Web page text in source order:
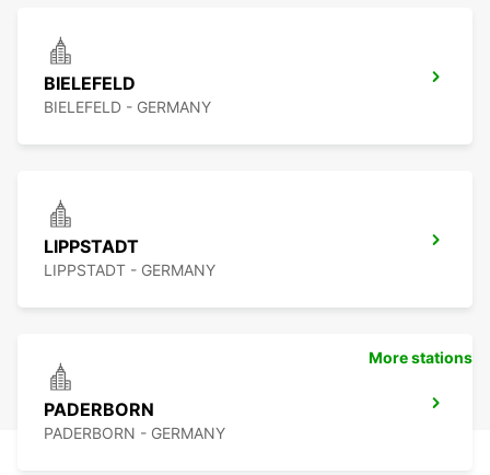
BIELEFELD
BIELEFELD - GERMANY
LIPPSTADT
LIPPSTADT - GERMANY
PADERBORN
PADERBORN - GERMANY
More stations